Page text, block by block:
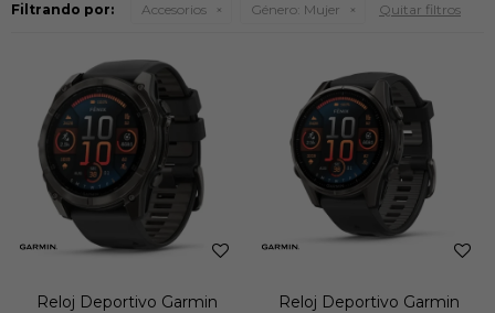
Filtrando por: Accesorios Género: Mujer Quitar filtros
Reloj Deportivo Garmin
Reloj Deportivo Garmin